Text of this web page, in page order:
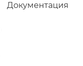
Документация